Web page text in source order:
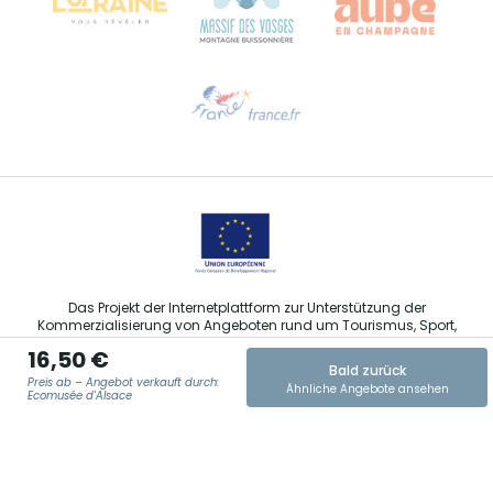
16,50 €
Preis ab – Angebot verkauft durch:
Ecomusée d'Alsace
Bald zurück
Ähnliche Angebote ansehen
Sprechen Sie uns per E-Mail an
Das Projekt der Internetplattform zur Unterstützung der
Kommerzialisierung von Angeboten rund um Tourismus, Sport,
Kultur und Weintourismus in der Region Grand Est wurde im
Rahmen der Maßnahmen der Europäischen Union zur
Abfederung der COVID-19-Pandemie vom Europäischen Fonds
für regionale Entwicklung (EFRE) finanziert.